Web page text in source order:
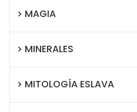
MAGIA
MINERALES
MITOLOGÍA ESLAVA